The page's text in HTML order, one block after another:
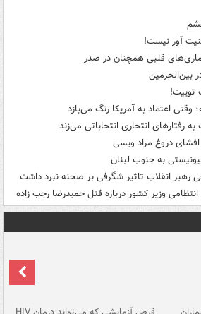
آور نیست!
قلبی همچنان در صدر
بین‌الحرمین
توییت!
اعتماد به آمریکا رنگ می‌بازد
رفتارهای انتحاری انتخاباتی می‌زند
افشای دروغ مراد ویسی
به جنوب لبنان
رهبر انقلاب تاثیر شگرفی بر صحنه نبرد داشت
وزیر کشور درباره قتل حمیدرضا رجب زاده